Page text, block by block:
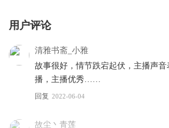
用户评论
清雅书斋_小雅
故事很好，情节跌宕起伏，主播声
播，主播优秀……
回复 2022-06-04
故尘丶青莲